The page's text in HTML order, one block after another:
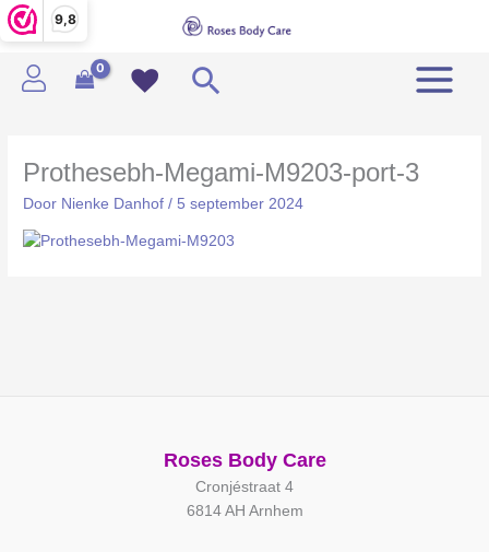
9,8
Ga
naar
inhoud
Zoeken
Prothesebh-Megami-M9203-port-3
Door Nienke Danhof/ 5 september 2024
Roses Body Care
Cronjéstraat 4
6814 AH Arnhem